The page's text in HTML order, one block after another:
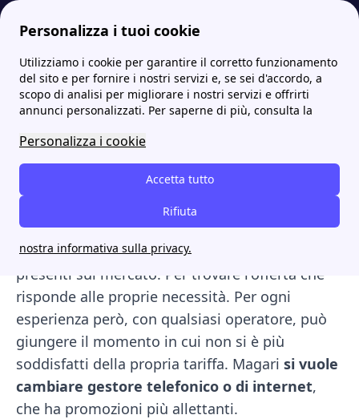
Personalizza i tuoi cookie
Utilizziamo i cookie per garantire il corretto funzionamento
del sito e per fornire i nostri servizi e, se sei d'accordo, a
scopo di analisi per migliorare i nostri servizi e offrirti
annunci personalizzati. Per saperne di più, consulta la
Personalizza i cookie
Accetta tutto
Rifiuta
nostra informativa sulla privacy.
Internet Casa Disdetta contratto internet telefono: guida su come farla Disdetta contratto costi e tempi per internet e telefono
Disdetta contratto costi e
tempi per internet e
telefono
Disdetta contratto internet costi. Tutti abbiamo
una linea internet o telefonica attiva. Questo
porta a interfacciarsi con le diverse compagnie
presenti sul mercato. Per trovare l'offerta che
risponde alle proprie necessità. Per ogni
esperienza però, con qualsiasi operatore, può
giungere il momento in cui non si è più
soddisfatti della propria tariffa. Magari si vuole
cambiare gestore telefonico o di internet,
che ha promozioni più allettanti.